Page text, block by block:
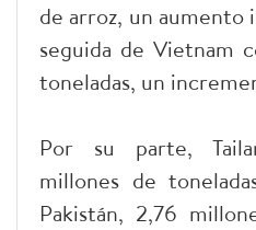
de arroz, un aumento
seguida de Vietnam
toneladas, un
Por su parte,
millones de
Pakistán, 2,76